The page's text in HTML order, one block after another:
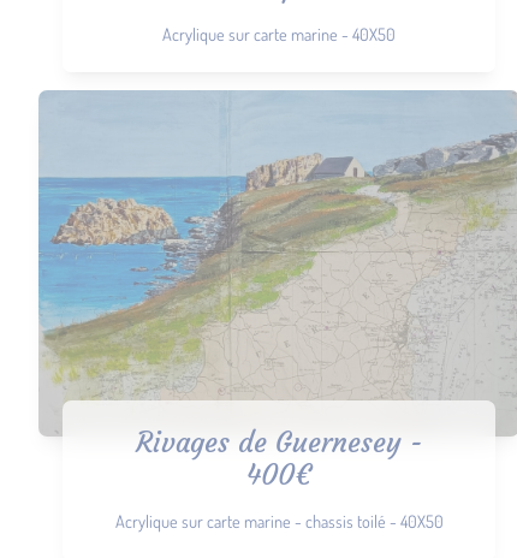
Acrylique sur carte marine - 40X50
Rivages de Guernesey -
400€
Acrylique sur carte marine - chassis toilé - 40X50